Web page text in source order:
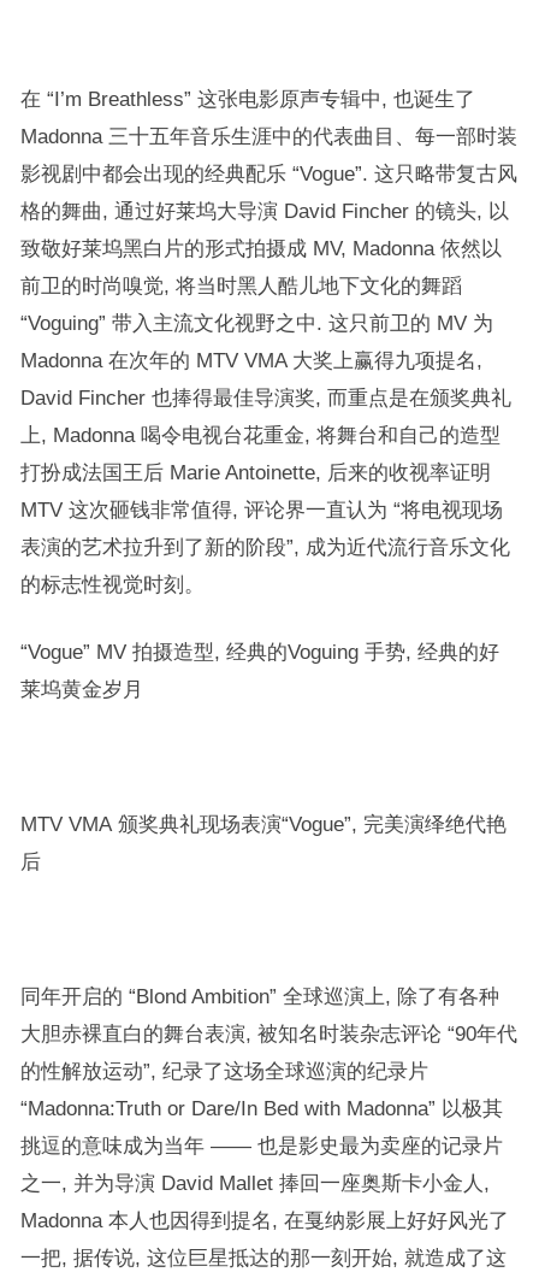
在 “I’m Breathless” 这张电影原声专辑中, 也诞生了
Madonna 三十五年音乐生涯中的代表曲目、每一部时装
影视剧中都会出现的经典配乐 “Vogue”. 这只略带复古风
格的舞曲, 通过好莱坞大导演 David Fincher 的镜头, 以
致敬好莱坞黑白片的形式拍摄成 MV, Madonna 依然以
前卫的时尚嗅觉, 将当时黑人酷儿地下文化的舞蹈
“Voguing” 带入主流文化视野之中. 这只前卫的 MV 为
Madonna 在次年的 MTV VMA 大奖上赢得九项提名,
David Fincher 也捧得最佳导演奖, 而重点是在颁奖典礼
上, Madonna 喝令电视台花重金, 将舞台和自己的造型
打扮成法国王后 Marie Antoinette, 后来的收视率证明
MTV 这次砸钱非常值得, 评论界一直认为 “将电视现场
表演的艺术拉升到了新的阶段”, 成为近代流行音乐文化
的标志性视觉时刻。
“Vogue” MV 拍摄造型, 经典的Voguing 手势, 经典的好
莱坞黄金岁月
MTV VMA 颁奖典礼现场表演“Vogue”, 完美演绎绝代艳
后
同年开启的 “Blond Ambition” 全球巡演上, 除了有各种
大胆赤裸直白的舞台表演, 被知名时装杂志评论 “90年代
的性解放运动”, 纪录了这场全球巡演的纪录片
“Madonna:Truth or Dare/In Bed with Madonna” 以极其
挑逗的意味成为当年 —— 也是影史最为卖座的记录片
之一, 并为导演 David Mallet 捧回一座奥斯卡小金人,
Madonna 本人也因得到提名, 在戛纳影展上好好风光了
一把, 据传说, 这位巨星抵达的那一刻开始, 就造成了这